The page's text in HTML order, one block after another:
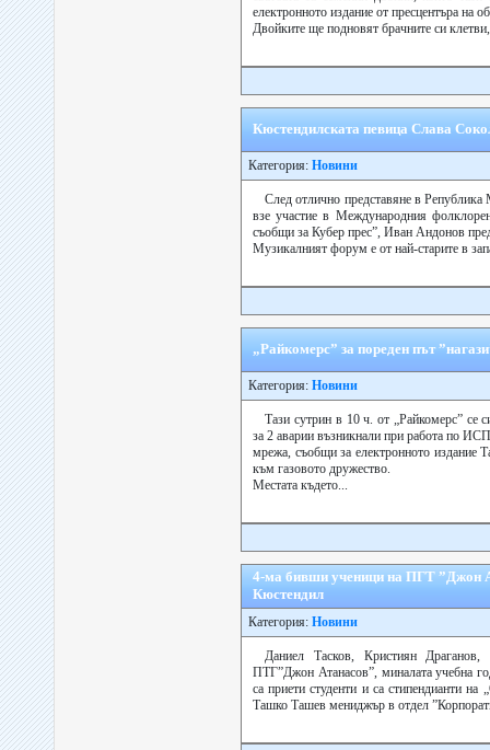
електронното издание от пресцентъра на
Двойките ще подновят брачните си
Кюстендилската певица Слава
Категория: Новини
След отлично представяне в Република
взе участие в Международния
съобщи за Кубер прес”, Иван Андонов
Музикалният форум е от най-старите в
„Райкомерс” за пореден път
Категория: Новини
Тази сутрин в 10 ч. от „Райкомерс” се
за 2 аварии възникнали при работа по
мрежа, съобщи за електронното издание
към газовото дружество.
Местата където...
4-ма бивши ученици на ПГТ ”Джон
Кюстендил
Категория: Новини
Даниел Тасков, Кристиян
ПТГ”Джон Атанасов”, миналата учебна
са приети студенти и са стипендианти
Ташко Ташев мениджър в отдел